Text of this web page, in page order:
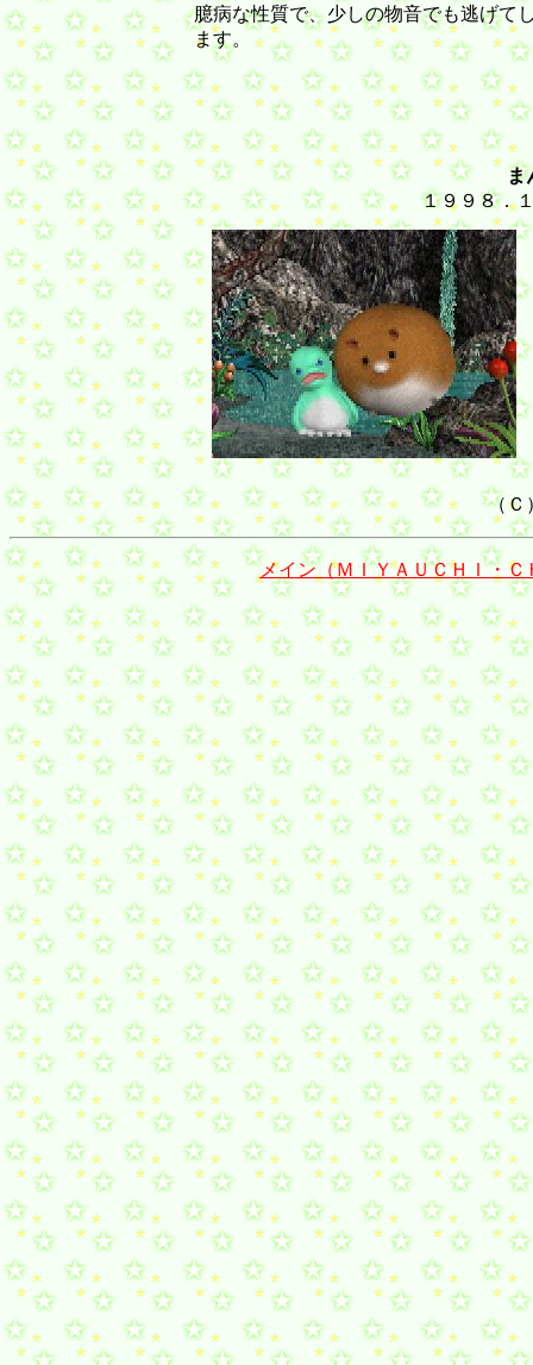
臆病な性質で、少しの物音でも逃げて
ます。
ま
１９９８．
（Ｃ
メイン（ＭＩＹＡＵＣＨＩ・Ｃ